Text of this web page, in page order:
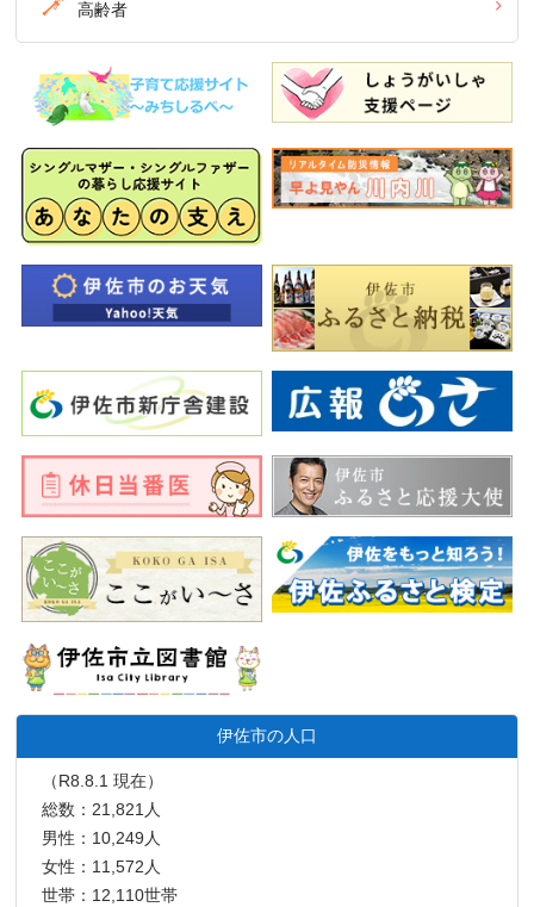
高齢者
伊佐市の人口
（R8.8.1 現在）
総数：21,821人
男性：10,249人
女性：11,572人
世帯：12,110世帯